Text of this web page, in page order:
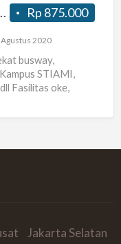
Rp 875.000
Putih Murah Strategis
2020
busway,
STIAMI,
Fasilitas oke,
Jakarta Selatan